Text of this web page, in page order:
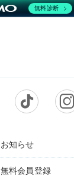
お知らせ
無料会員登録
無料診断